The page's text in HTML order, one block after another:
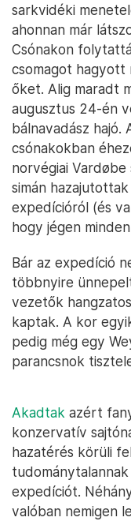
sarkvidéki
ahonnan már
Csónakon
csomagot hagyott
őket. Alig maradt
augusztus 24-én
bálnavadász hajó.
csónakokban
norvégiai
simán
expedícióról (és
hogy jégen
Bár az expedíció
többnyire
vezetők
kaptak. A kor
pedig még egy
parancsnok
Akadtak azért
konzervatív
hazatérés körüli
expedíciót.
valóban nemigen